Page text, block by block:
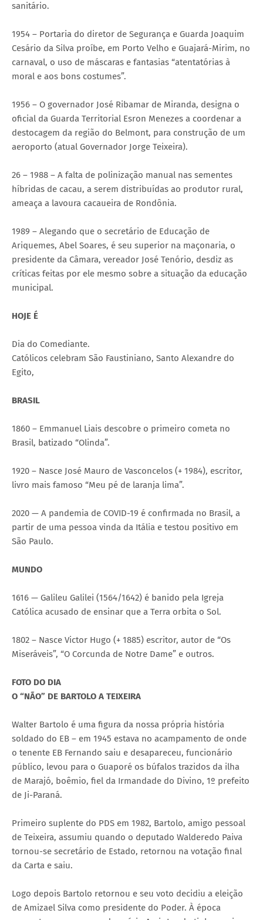
sanitário.
1954 – Portaria do diretor de Segurança e Guarda Joaquim
Cesário da Silva proíbe, em Porto Velho e Guajará-Mirim, no
carnaval, o uso de máscaras e fantasias “atentatórias à
moral e aos bons costumes”.
1956 – O governador José Ribamar de Miranda, designa o
oficial da Guarda Territorial Esron Menezes a coordenar a
destocagem da região do Belmont, para construção de um
aeroporto (atual Governador Jorge Teixeira).
26 – 1988 – A falta de polinização manual nas sementes
híbridas de cacau, a serem distribuídas ao produtor rural,
ameaça a lavoura cacaueira de Rondônia.
1989 – Alegando que o secretário de Educação de
Ariquemes, Abel Soares, é seu superior na maçonaria, o
presidente da Câmara, vereador José Tenório, desdiz as
críticas feitas por ele mesmo sobre a situação da educação
municipal.
HOJE É
Dia do Comediante.
Católicos celebram São Faustiniano, Santo Alexandre do
Egito,
BRASIL
1860 – Emmanuel Liais descobre o primeiro cometa no
Brasil, batizado “Olinda”.
1920 – Nasce José Mauro de Vasconcelos (+ 1984), escritor,
livro mais famoso “Meu pé de laranja lima”.
2020 — A pandemia de COVID-19 é confirmada no Brasil, a
partir de uma pessoa vinda da Itália e testou positivo em
São Paulo.
MUNDO
1616 — Galileu Galilei (1564/1642) é banido pela Igreja
Católica acusado de ensinar que a Terra orbita o Sol.
1802 – Nasce Victor Hugo (+ 1885) escritor, autor de “Os
Miseráveis”, “O Corcunda de Notre Dame” e outros.
FOTO DO DIA
O “NÃO” DE BARTOLO A TEIXEIRA
Walter Bartolo é uma figura da nossa própria história
soldado do EB – em 1945 estava no acampamento de onde
o tenente EB Fernando saiu e desapareceu, funcionário
público, levou para o Guaporé os búfalos trazidos da ilha
de Marajó, boêmio, fiel da Irmandade do Divino, 1º prefeito
de Ji-Paraná.
Primeiro suplente do PDS em 1982, Bartolo, amigo pessoal
de Teixeira, assumiu quando o deputado Walderedo Paiva
tornou-se secretário de Estado, retornou na votação final
da Carta e saiu.
Logo depois Bartolo retornou e seu voto decidiu a eleição
de Amizael Silva como presidente do Poder. À época